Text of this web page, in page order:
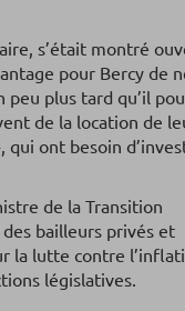
s’était montré
pour Bercy de
plus tard qu’il
de la location de
qui ont besoin
de la Transition
bailleurs privés et
la lutte contre
législatives.